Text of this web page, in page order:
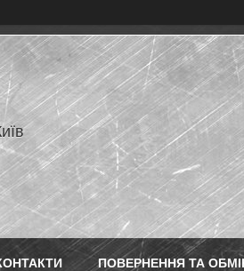
ПОВЕРНЕННЯ ТА